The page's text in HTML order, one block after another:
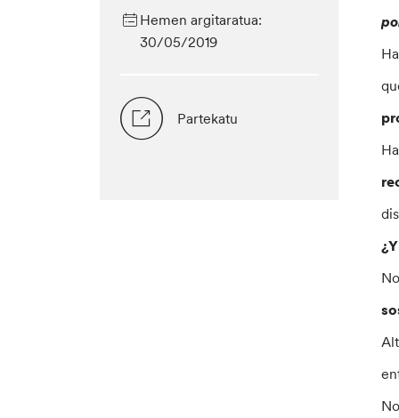
Hemen argitaratua:
30/05/2019
Partekatu